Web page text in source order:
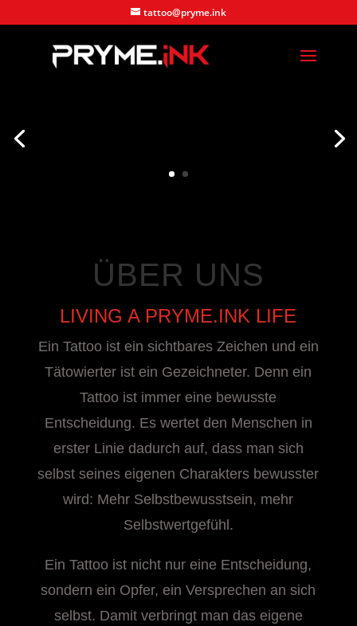
tattoo@pryme.ink
ÜBER UNS
LIVING A PRYME.INK LIFE
Ein Tattoo ist ein sichtbares Zeichen und ein
Tätowierter ist ein Gezeichneter. Denn ein
Tattoo ist immer eine bewusste
Entscheidung. Es wertet den Menschen in
erster Linie dadurch auf, dass man sich
selbst seines eigenen Charakters bewusster
wird: Mehr Selbstbewusstsein, mehr
Selbstwertgefühl.
Ein Tattoo ist nicht nur eine Entscheidung,
sondern ein Opfer, ein Versprechen an sich
selbst. Damit verbringt man das eigene